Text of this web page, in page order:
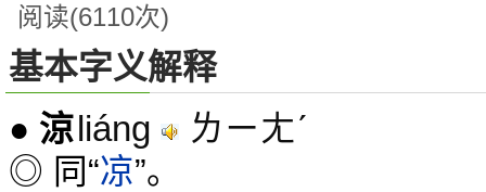
阅读(6110次)
基本字义解释
● 涼liáng ㄌㄧㄤˊ
◎ 同“凉”。